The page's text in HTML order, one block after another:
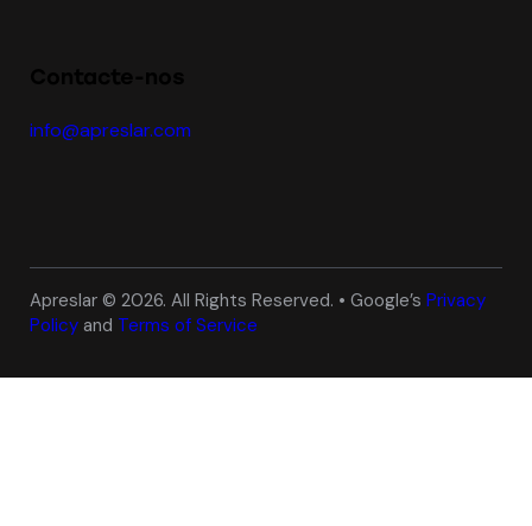
info@apreslar.com
Apreslar © 2026. All Rights Reserved. • Google’s Privacy
Policy and Terms of Service